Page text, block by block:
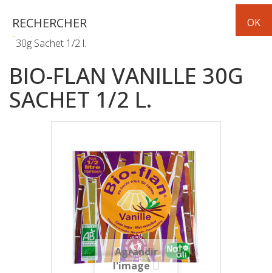
Epicerie
30g Sachet 1/2 l.
BIO-FLAN VANILLE 30G
SACHET 1/2 L.
Agrandir
l'image